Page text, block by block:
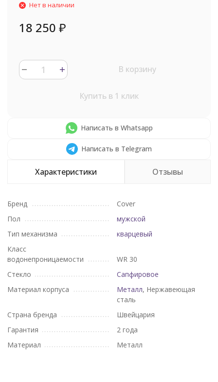
Нет в наличии
18 250 ₽
В корзину
Купить в 1 клик
Написать в Whatsapp
Написать в Telegram
Характеристики Отзывы
Бренд
Cover
Пол
мужской
Тип механизма
кварцевый
Класс
водонепроницаемости
WR 30
Стекло
Сапфировое
Материал корпуса
Металл, Нержавеющая
сталь
Страна бренда
Швейцария
Гарантия
2 года
Материал
Металл